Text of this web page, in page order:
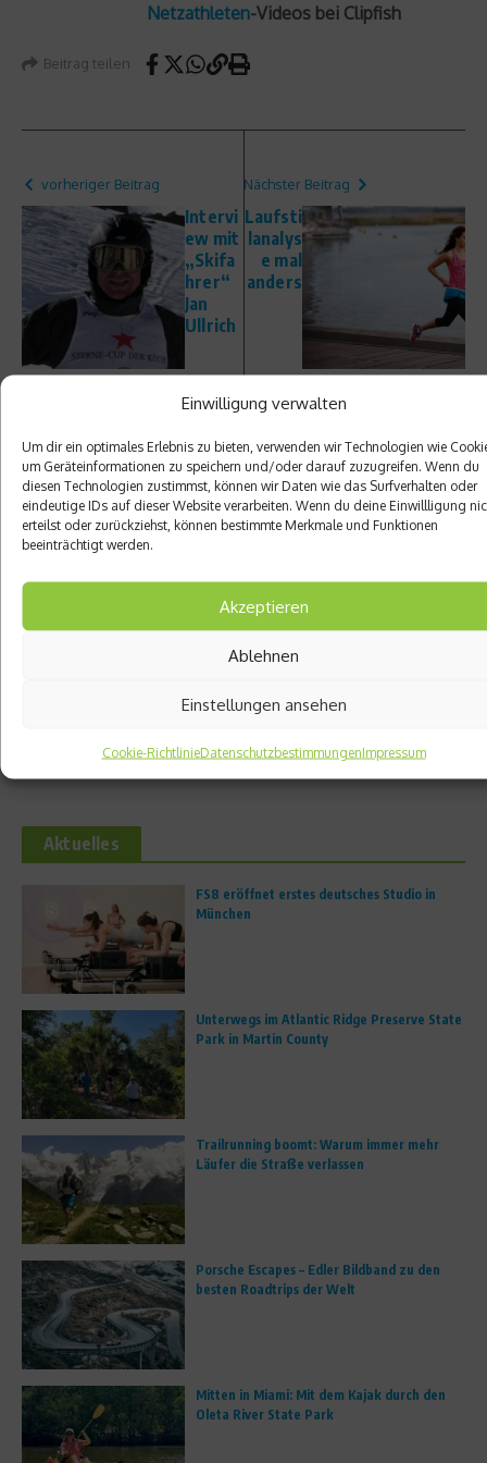
Einwilligung verwalten
Um dir ein optimales Erlebnis zu bieten, verwenden wir Technologien wie
um Geräteinformationen zu speichern und/oder darauf zuzugreifen. Wenn du
diesen Technologien zustimmst, können wir Daten wie das Surfverhalten oder
eindeutige IDs auf dieser Website verarbeiten. Wenn du deine Einwillligung
erteilst oder zurückziehst, können bestimmte Merkmale und Funktionen
beeinträchtigt werden.
Akzeptieren
Ablehnen
Einstellungen ansehen
Cookie-RichtlinieDatenschutzbestimmungenImpressum
Netzathleten-Videos bei Clipfish
Beitrag teilen
vorheriger Beitrag
Intervi
ew mit
„Skifa
hrer“
Jan
Ullrich
Nächster Beitrag
Laufsti
lanalys
e mal
anders
Ähnliche Beiträge
Beachcomber: Comeback des
Hamburger Verein will das längste
Aktuelles
FS8 eröffnet erstes deutsches Studio in
München
Unterwegs im Atlantic Ridge Preserve State
Park in Martin County
Trailrunning boomt: Warum immer mehr
Läufer die Straße verlassen
Porsche Escapes – Edler Bildband zu den
besten Roadtrips der Welt
Mitten in Miami: Mit dem Kajak durch den
Oleta River State Park